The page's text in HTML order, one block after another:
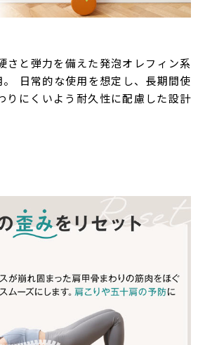
さと弾力を備えた発泡オレフィン系
。 日常的な使用を想定し、長期間使
りにくいよう耐久性に配慮した設計